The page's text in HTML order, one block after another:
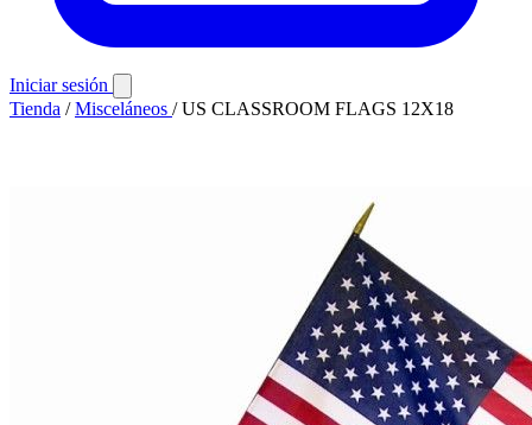
Iniciar sesión
Tienda / Misceláneos / US CLASSROOM FLAGS 12X18